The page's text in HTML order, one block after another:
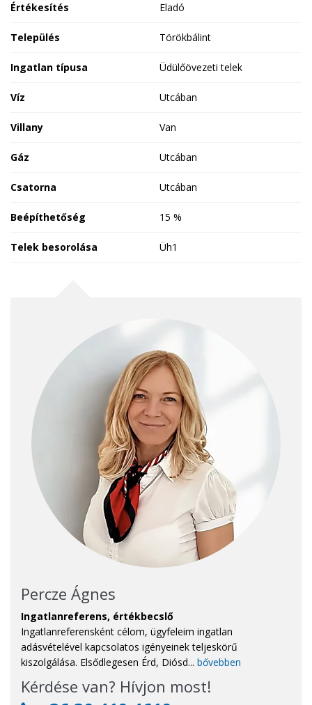
Értékesítés Eladó
Település Törökbálint
Ingatlan típusa Üdülőövezeti telek
Víz Utcában
Villany Van
Gáz Utcában
Csatorna Utcában
Beépíthetőség 15 %
Telek besorolása Üh1
Percze Ágnes
Ingatlanreferens, értékbecslő
Ingatlanreferensként célom, ügyfeleim ingatlan
adásvételével kapcsolatos igényeinek teljeskörű
kiszolgálása. Elsődlegesen Érd, Diósd... bővebben
Kérdése van? Hívjon most!